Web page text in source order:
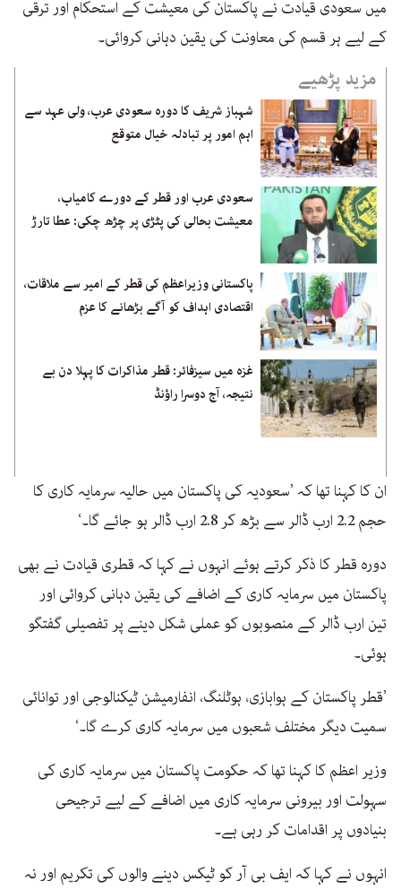
میں سعودی قیادت نے پاکستان کی معیشت کے استحکام اور ترقی
کے لیے ہر قسم کی معاونت کی یقین دہانی کروائی۔
مزید پڑھیے
شہباز شریف کا دورہ سعودی عرب، ولی عہد سے
اہم امور پر تبادلہ خیال متوقع
سعودی عرب اور قطر کے دورے کامیاب،
معیشت بحالی کی پٹڑی پر چڑھ چکی: عطا تارڑ
پاکستانی وزیراعظم کی قطر کے امیر سے ملاقات،
اقتصادی اہداف کو آگے بڑھانے کا عزم
غزہ میں سیزفائر: قطر مذاکرات کا پہلا دن بے
نتیجہ، آج دوسرا راؤنڈ
ان کا کہنا تھا کہ ’سعودیہ کی پاکستان میں حالیہ سرمایہ کاری کا
حجم 2.2 ارب ڈالر سے بڑھ کر 2.8 ارب ڈالر ہو جائے گا۔‘
دورہ قطر کا ذکر کرتے ہوئے انہوں نے کہا کہ قطری قیادت نے بھی
پاکستان میں سرمایہ کاری کے اضافے کی یقین دہانی کروائی اور
تین ارب ڈالر کے منصوبوں کو عملی شکل دینے پر تفصیلی گفتگو
ہوئی۔
’قطر پاکستان کے ہوابازی، ہوٹلنگ، انفارمیشن ٹیکنالوجی اور توانائی
سمیت دیگر مختلف شعبوں میں سرمایہ کاری کرے گا۔‘
وزیر اعظم کا کہنا تھا کہ حکومت پاکستان میں سرمایہ کاری کی
سہولت اور بیرونی سرمایہ کاری میں اضافے کے لیے ترجیحی
بنیادوں پر اقدامات کر رہی ہے۔
انہوں نے کہا کہ ایف بی آر کو ٹیکس دینے والوں کی تکریم اور نہ